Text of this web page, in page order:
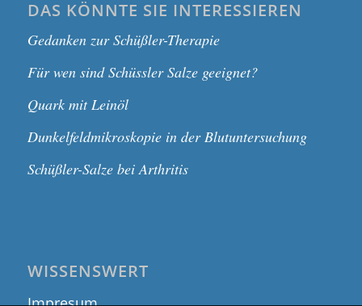
DAS KÖNNTE SIE INTERESSIEREN
Gedanken zur Schüßler-Therapie
Für wen sind Schüssler Salze geeignet?
Quark mit Leinöl
Dunkelfeldmikroskopie in der Blutuntersuchung
Schüßler-Salze bei Arthritis
WISSENSWERT